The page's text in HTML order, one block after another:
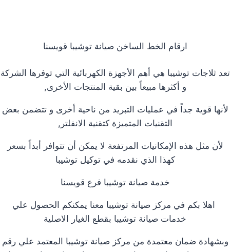
ارقام الخط الساخن صيانة توشيبا قويسنا
تعد ثلاجات توشيبا هي أهم الأجهزة الكهربائية التي توفرها الشركة
و أكثرها مبيعاً بين بقية المنتجات الأخرى,
لأنها قوية جداً في عمليات التبريد من ناحية أخرى و تتضمن بعض
التقنيات المتميزة كتقنية الانفلتر,
لأن مثل هذه الإمكانيات المرتفعة لا يمكن أن تتوافر أبداً بسعر
كهذا الذي نقدمه في توكيل توشيبا
خدمة صيانة توشيبا فرع قويسنا
اهلا بكم في مركز صيانة توشيبا معنا يمكنكم الحصول علي
خدمات صيانة توشيبا بقطع الغيار الاصلية
وبشهادة ضمان معتمدة من مركز صيانة توشيبا المعتمد علي رقم